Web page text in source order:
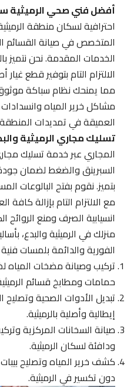
أفضل فني صحي الرميثية
احترافية لسكان منطقة
المتخصص في صيانة القسائم
الخدمات المقدمة. نحن نتميز
الالتزام التام بتوفير قطع
مما يمنحك نظام سباكة موثوق
مشاكل خرير المياه وانسدادات
العميقة في تمديدات المنطقة
تسليك مجاري الرميثية والبدع
المجاري عبر خدمة تسليك مجاري
السبرينق والضغط لضمان جودة
بتميز. نقوم بفتح البالوعات
مع الالتزام التام بإزالة كافة
انسيابية الصرف ومنع الروائح
منزلك في الرميثية والبدع،
الفورية والدائمة بلمسات فنية
تركيب وصيانة مضخات المياه
حمامات ومطابخ قسائم الرميثية.
تبديل الأدوات الصحية وتصليح
إيطالية وأصلية بالرميثية.
صيانة السخانات المركزية
ودافئة لسكان الرميثية.
كشف خرير المياه وتصليح بيبات
دون تكسير في الرميثية.